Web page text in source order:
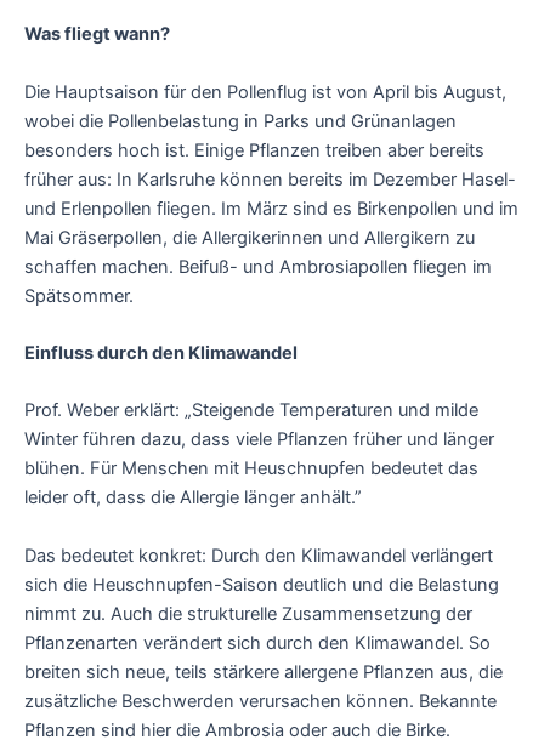
Was fliegt wann?
Die Hauptsaison für den Pollenflug ist von April bis August,
wobei die Pollenbelastung in Parks und Grünanlagen
besonders hoch ist. Einige Pflanzen treiben aber bereits
früher aus: In Karlsruhe können bereits im Dezember Hasel-
und Erlenpollen fliegen. Im März sind es Birkenpollen und im
Mai Gräserpollen, die Allergikerinnen und Allergikern zu
schaffen machen. Beifuß- und Ambrosiapollen fliegen im
Spätsommer.
Einfluss durch den Klimawandel
Prof. Weber erklärt: „Steigende Temperaturen und milde
Winter führen dazu, dass viele Pflanzen früher und länger
blühen. Für Menschen mit Heuschnupfen bedeutet das
leider oft, dass die Allergie länger anhält.”
Das bedeutet konkret: Durch den Klimawandel verlängert
sich die Heuschnupfen-Saison deutlich und die Belastung
nimmt zu. Auch die strukturelle Zusammensetzung der
Pflanzenarten verändert sich durch den Klimawandel. So
breiten sich neue, teils stärkere allergene Pflanzen aus, die
zusätzliche Beschwerden verursachen können. Bekannte
Pflanzen sind hier die Ambrosia oder auch die Birke.